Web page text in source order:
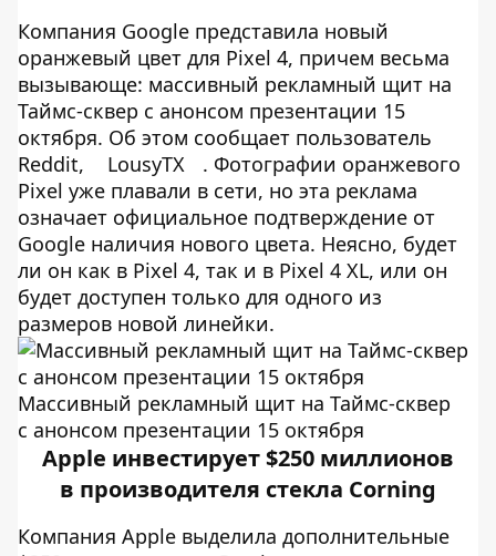
Компания Google представила новый
оранжевый цвет для Pixel 4, причем весьма
вызывающе: массивный рекламный щит на
Таймс-сквер с анонсом презентации 15
октября. Об этом сообщает пользователь
Reddit,
LousyTX
. Фотографии оранжевого
Pixel уже плавали в сети, но эта реклама
означает официальное подтверждение от
Google наличия нового цвета. Неясно, будет
ли он как в Pixel 4, так и в Pixel 4 XL, или он
будет доступен только для одного из
размеров новой линейки.
Массивный рекламный щит на Таймс-сквер
с анонсом презентации 15 октября
Apple инвестирует $250 миллионов
в производителя стекла Corning
Компания Apple выделила дополнительные